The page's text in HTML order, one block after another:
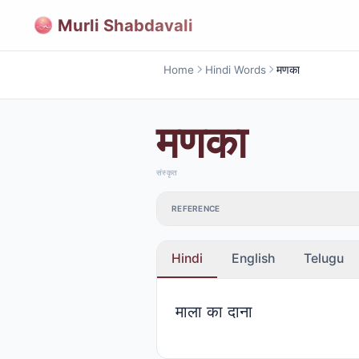
Murli Shabdavali
Home Hindi Words मणका
मणका
संस्कृत
REFERENCE
Hindi English Telugu
माला का दाना